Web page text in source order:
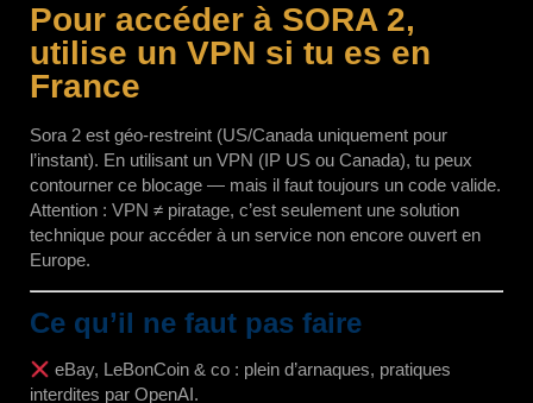
Pour accéder à SORA 2,
utilise un VPN si tu es en
France
Sora 2 est géo-restreint (US/Canada uniquement pour
l’instant). En utilisant un VPN (IP US ou Canada), tu peux
contourner ce blocage — mais il faut toujours un code valide.
Attention : VPN ≠ piratage, c’est seulement une solution
technique pour accéder à un service non encore ouvert en
Europe.
Ce qu’il ne faut pas faire
eBay, LeBonCoin & co : plein d’arnaques, pratiques
interdites par OpenAI.